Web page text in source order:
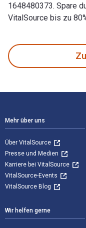
1648480373. Spare
VitalSource bis zu
Mehr über uns
Über VitalSource
Presse und Medien
Karriere bei VitalSource
VitalSource-Events
VitalSource Blog
Wir helfen gerne